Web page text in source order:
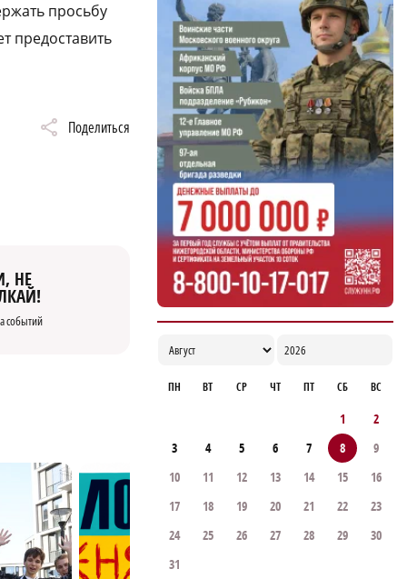
просьбу
предоставить
Поделиться
НЕ
событий
Пожарные тушат огонь на проспекте
Ленина в Дзержинске
10:23
В Нижнем Новгороде убирают деревья,
упавшие после урагана
10:02
ПН ВТ СР ЧТ ПТ СБ ВС
1
2
3
4 5 6 7 8
9
10
11 12 13 14 15
16
17
18 19 20 21 22
23
24
25 26 27 28 29
30
31